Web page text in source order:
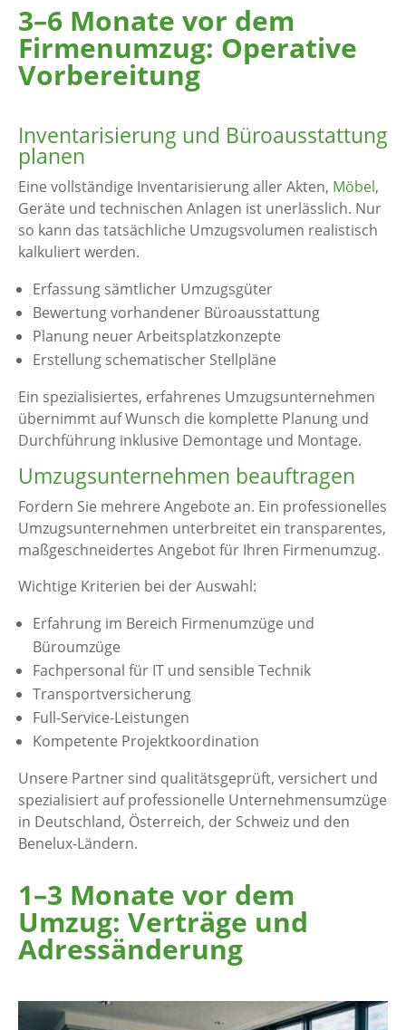
3–6 Monate vor dem
Firmenumzug: Operative
Vorbereitung
Inventarisierung und Büroausstattung
planen
Eine vollständige Inventarisierung aller Akten, Möbel,
Geräte und technischen Anlagen ist unerlässlich. Nur
so kann das tatsächliche Umzugsvolumen realistisch
kalkuliert werden.
Erfassung sämtlicher Umzugsgüter
Bewertung vorhandener Büroausstattung
Planung neuer Arbeitsplatzkonzepte
Erstellung schematischer Stellpläne
Ein spezialisiertes, erfahrenes Umzugsunternehmen
übernimmt auf Wunsch die komplette Planung und
Durchführung inklusive Demontage und Montage.
Umzugsunternehmen beauftragen
Fordern Sie mehrere Angebote an. Ein professionelles
Umzugsunternehmen unterbreitet ein transparentes,
maßgeschneidertes Angebot für Ihren Firmenumzug.
Wichtige Kriterien bei der Auswahl:
Erfahrung im Bereich Firmenumzüge und
Büroumzüge
Fachpersonal für IT und sensible Technik
Transportversicherung
Full-Service-Leistungen
Kompetente Projektkoordination
Unsere Partner sind qualitätsgeprüft, versichert und
spezialisiert auf professionelle Unternehmensumzüge
in Deutschland, Österreich, der Schweiz und den
Benelux-Ländern.
1–3 Monate vor dem
Umzug: Verträge und
Adressänderung